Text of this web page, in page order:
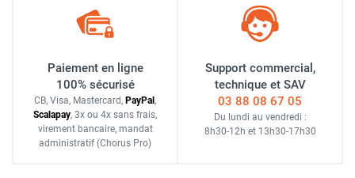
Paiement en ligne
100% sécurisé
CB, Visa, Mastercard, PayPal ,
Scalapay, 3x ou 4x sans frais,
virement bancaire, mandat
administratif (Chorus Pro)
Support commercial,
technique et SAV
03 88 08 67 05
Du lundi au vendredi :
8h30-12h et 13h30-17h30